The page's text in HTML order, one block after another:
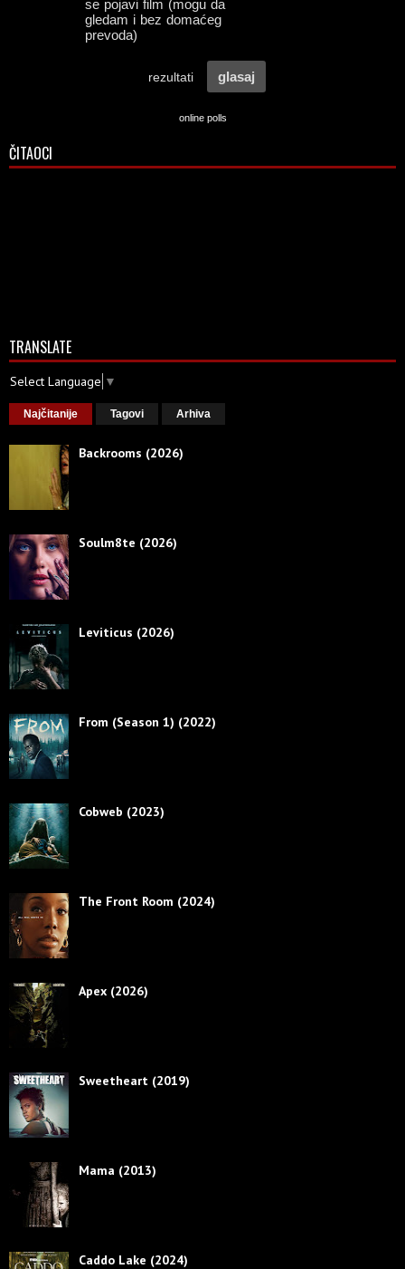
online polls
ČITAOCI
TRANSLATE
Select Language ▼
Najčitanije Tagovi Arhiva
Backrooms (2026)
Soulm8te (2026)
Leviticus (2026)
From (Season 1) (2022)
Cobweb (2023)
The Front Room (2024)
Apex (2026)
Sweetheart (2019)
Mama (2013)
Caddo Lake (2024)